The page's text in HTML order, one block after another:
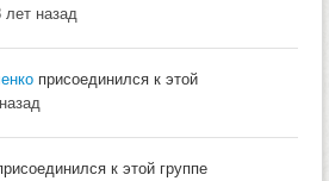
назад
присоединился к этой
к этой группе